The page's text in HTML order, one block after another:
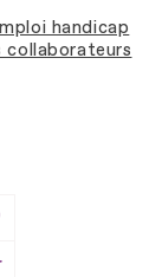
handicap
collaborateurs
LinkedIn
par Email
le lien